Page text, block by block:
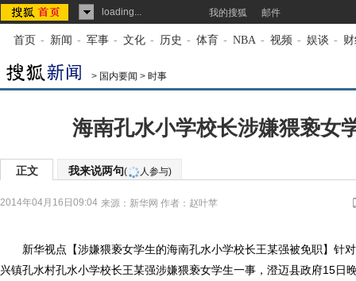
loading... 我的搜狐 邮件
首页 - 新闻 - 军事 - 文化 - 历史 - 体育 - NBA - 视频 - 娱谈 -
> 国内要闻 > 时事
海南孔水小学校长涉嫌猥亵女
正文 我来说两句( 人参与)
2014年04月16日09:04 来源： 新华网 作者：赵叶苹
新华视点【涉嫌猥亵女学生的海南孔水小学校长王某强被免职】针
兴镇孔水村孔水小学校长王某强涉嫌猥亵女学生一事，澄迈县政府15日